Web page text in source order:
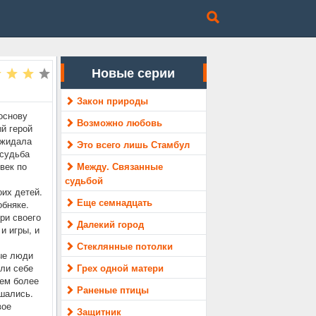
герой
по
детей.
своего
игры, и
люди
себе
более
Новые серии
Закон природы
Возможно любовь
Это всего лишь Стамбул
Между. Связанные
судьбой
Еще семнадцать
Далекий город
Стеклянные потолки
Грех одной матери
Раненые птицы
Защитник